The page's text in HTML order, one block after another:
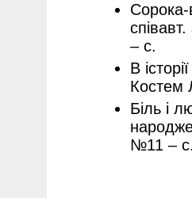
– с.
В
Костем
Біль і
№11 –